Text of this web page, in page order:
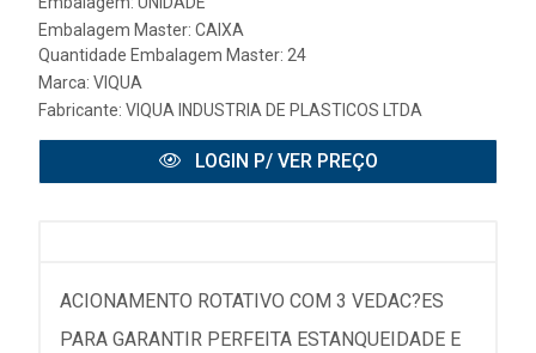
Embalagem Master: CAIXA
Quantidade Embalagem Master: 24
Marca: VIQUA
Fabricante: VIQUA INDUSTRIA DE PLASTICOS LTDA
LOGIN P/ VER PREÇO
ACIONAMENTO ROTATIVO COM 3 VEDAC?ES
PARA GARANTIR PERFEITA ESTANQUEIDADE E